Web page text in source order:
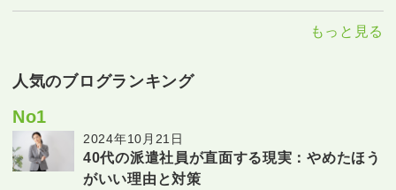
もっと見る
人気のブログランキング
No1
2024年10月21日
40代の派遣社員が直面する現実：やめたほう
がいい理由と対策